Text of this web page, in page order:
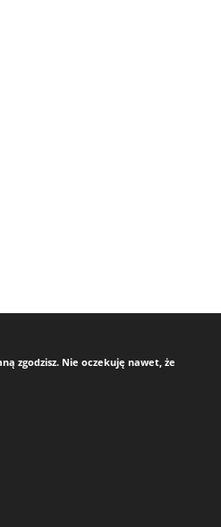
zgodzisz. Nie oczekuję nawet, że